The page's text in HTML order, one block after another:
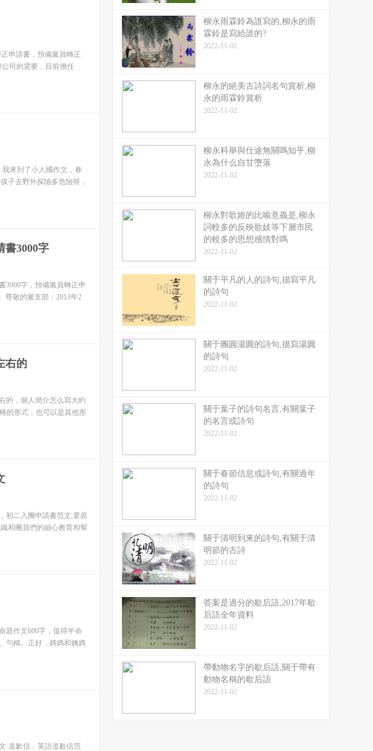
據校團委提出的 “三
和團支書會議，強
農村等進行最段為
班團活動，寢室櫥
會實踐到集中組隊
年暑期社會實踐的
展。 二、重點突
這樣的形勢下，動
育民族精神，促進
生投身社會實
展。把愛國熱情和
取了靈活多樣的方
療衛生宣傳的。有
試，思路更加開
位開發軟件管理系
的開展實踐，使社
程中，同學們通過
習，對黨的各項方
情高漲，為祖國騰
形象。不管去的是
申請書，預備黨員轉正
司的需要，目前擔任
來到了小人國作文，春
子去野外探險多危險呀，
書3000字
3000字，預備黨員轉正申
尊敬的黨支部：2013年2
右的
的，個人簡介怎么寫大約
的形式，也可以是其他形
初二入團申請書范文,要原
和團員們的細心教育和幫
題作文600字，值得半命
勻稱。正好，媽媽和姨媽
·道歉信，英語道歉信范
柳永雨霖鈴為誰寫的,柳永的雨
霖鈴是寫給誰的?
2022-11-02
柳永的絕美古詩詞名句賞析,柳
永的雨霖鈴賞析
2022-11-02
柳永科舉與仕途無關嗎知乎,柳
永為什么自甘墮落
2022-11-02
柳永對歌姬的比喻意義是,柳永
詞較多的反映歌妓等下層市民
的較多的思想感情對嗎
2022-11-02
關于平凡的人的詩句,描寫平凡
的詩句
2022-11-02
關于團圓湯圓的詩句,描寫湯圓
的詩句
2022-11-02
關于葉子的詩句名言,有關葉子
的名言或詩句
2022-11-02
關于春節信息或詩句,有關過年
的詩句
2022-11-02
關于清明到來的詩句,有關于清
明節的古詩
2022-11-02
答案是過分的歇后語,2017年歇
后語全年資料
2022-11-02
帶動物名字的歇后語,關于帶有
動物名稱的歇后語
2022-11-02